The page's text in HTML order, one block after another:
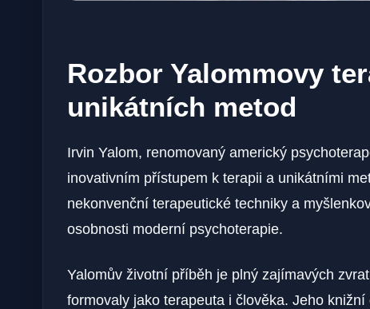
Rozbor Yalommovy
unikátních metod
Irvin Yalom, renomovaný americký
inovativním přístupem k terapii a unikátními
nekonvenční terapeutické techniky a
osobnosti moderní psychoterapie.
Yalomův životní příběh je plný zajímavých
formovaly jako terapeuta i člověka. Jeho